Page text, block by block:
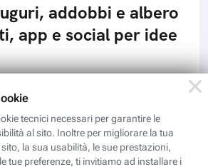
addobbi e albero
app e social per idee
e di realizzare biglietti di
come sfruttarlo